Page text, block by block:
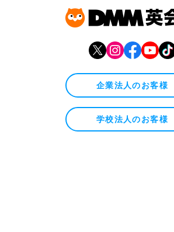
企業法人のお客様
学校法人のお客様